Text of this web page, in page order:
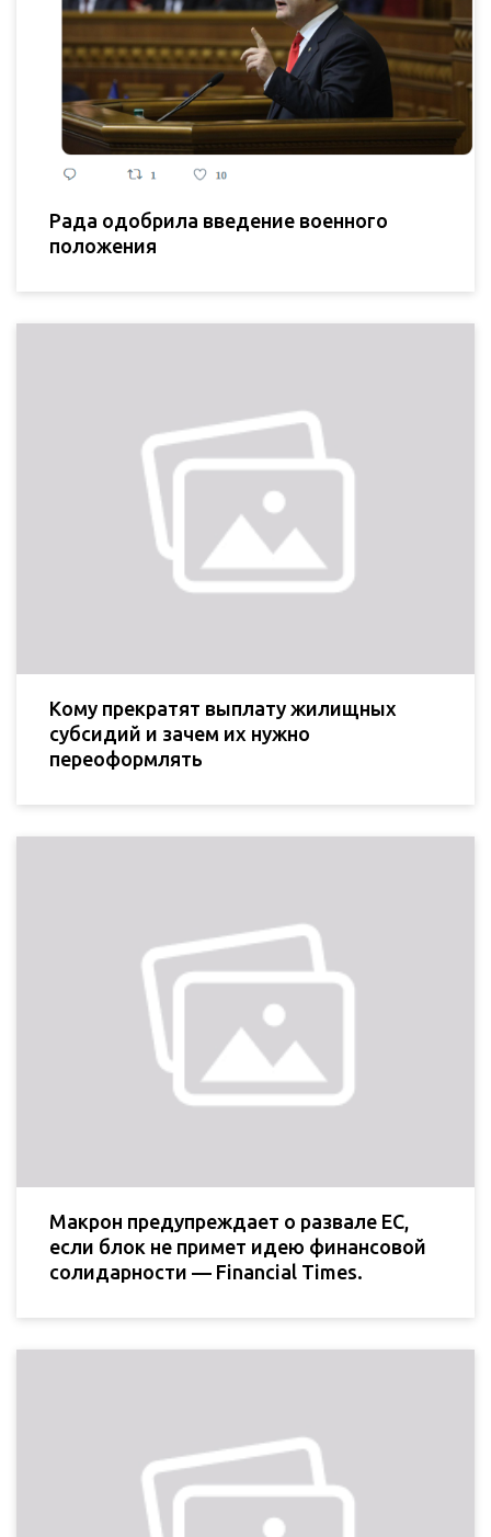
Рада одобрила введение военного
положения
Кому прекратят выплату жилищных
субсидий и зачем их нужно
переоформлять
Макрон предупреждает о развале ЕС,
если блок не примет идею финансовой
солидарности — Financial Times.